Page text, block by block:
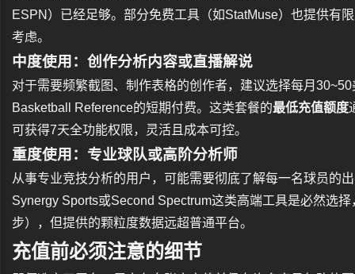
ESPN）已经足够。部分免费工具（如StatMuse）也提供有
考虑。
中度使用：创作分析内容或直播解说
对于需要频繁截图、制作表格的创作者，建议选择每月
Basketball Reference的短期付费。这类套餐的最低充值额度
可获得7天全功能权限，灵活且成本可控。
重度使用：专业球队或高阶分析师
从事专业竞技分析的用户，可能需要彻底了解每一名球员的
Synergy Sports或Second Spectrum这类高端工具是必然选择
步），但提供的颗粒度数据远超普通平台。
充值前必须注意的细节